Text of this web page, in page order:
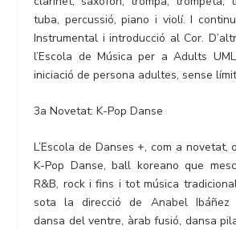
tuba, percussió, piano i violí. I
Instrumental i introducció al Cor.
l’Escola de Música per a Adults
iniciació de persona adultes, sense límit
3a Novetat: K-Pop Danse
L’Escola de Danses +, com a novetat,
K-Pop Danse, ball koreano que
R&B, rock i fins i tot música
sota la direcció de Anabel Ibáñez
dansa del ventre, àrab fusió, dansa